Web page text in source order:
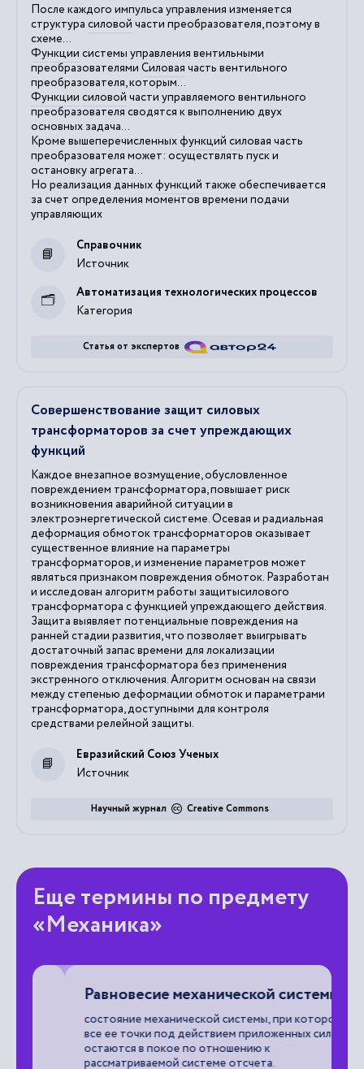
После каждого импульса управления изменяется
структура силовой части преобразователя, поэтому в
схеме...
Функции системы управления вентильными
преобразователями Силовая часть вентильного
преобразователя, которым...
Функции силовой части управляемого вентильного
преобразователя сводятся к выполнению двух
основных задача...
Кроме вышеперечисленныхфункций силовая часть
преобразователя может: осуществлять пуск и
остановку агрегата...
Но реализация данныхфункций также обеспечивается
за счет определения моментов времени подачи
управляющих
Источник
Справочник
Категория
Автоматизация технологических процессов
Статья от экспертов
Совершенствование защит силовых
трансформаторов за счет упреждающих
функций
Каждое внезапное возмущение, обусловленное
повреждением трансформатора, повышает риск
возникновения аварийной ситуации в
электроэнергетической системе. Осевая и радиальная
деформация обмоток трансформаторов оказывает
существенное влияние на параметры
трансформаторов, и изменение параметров может
являться признаком повреждения обмоток. Разработан
и исследован алгоритм работы защитысилового
трансформатора с функцией упреждающего действия.
Защита выявляет потенциальные повреждения на
ранней стадии развития, что позволяет выигрывать
достаточный запас времени для локализации
повреждения трансформатора без применения
экстренного отключения. Алгоритм основан на связи
между степенью деформации обмоток и параметрами
трансформатора, доступными для контроля
средствами релейной защиты.
Источник
Евразийский Союз Ученых
Creative Commons
Научный журнал
Еще термины по предмету
«Механика»
Равновесие механической системы
состояние механической системы, при котором
все ее точки под действием приложенных сил
остаются в покое по отношению к
рассматриваемой системе отсчета.